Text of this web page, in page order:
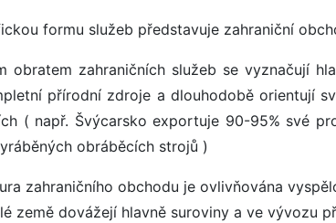
formu služeb představuje zahraniční
obratem zahraničních služeb se vyznačují
přírodní zdroje a dlouhodobě orientují
( např. Švýcarsko exportuje 90-95% své
obráběcích strojů )
zahraničního obchodu je ovlivňována
země dovážejí hlavně suroviny a ve vývozu